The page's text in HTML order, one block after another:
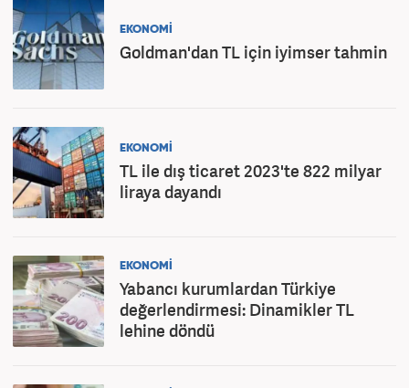
EKONOMİ
Goldman'dan TL için iyimser tahmin
EKONOMİ
TL ile dış ticaret 2023'te 822 milyar
liraya dayandı
EKONOMİ
Yabancı kurumlardan Türkiye
değerlendirmesi: Dinamikler TL
lehine döndü